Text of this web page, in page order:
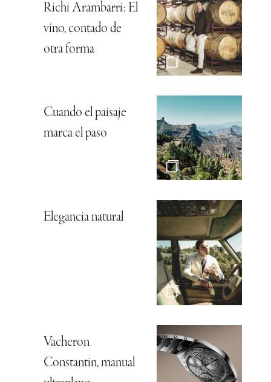
Richi Arambarri: El
vino, contado de
otra forma
Cuando el paisaje
marca el paso
Elegancia natural
Vacheron
Constantin, manual